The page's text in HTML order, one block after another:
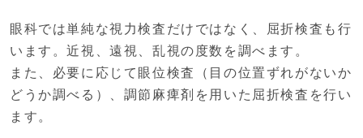
眼科では単純な視力検査だけではなく、屈折検査も行
います。近視、遠視、乱視の度数を調べます。
また、必要に応じて眼位検査（目の位置ずれがないか
どうか調べる）、調節麻痺剤を用いた屈折検査を行い
ます。